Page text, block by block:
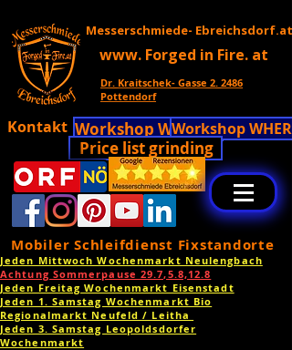
Messerschmiede- Ebreichsdorf.at
www. Forged in Fire. at
Dr. Kraitschek- Gasse 2. 2486
Pottendorf
Kontakt Workshop WHERE!!
Workshop
Price list grinding
Mobiler Schleifdienst Fixstandorte
Jeden Mittwoch Wochenmarkt Neulengbach
Achtung Sommerpause 29.7,5.8,12.8
Jeden Freitag Wochenmarkt Eisenstadt
Jeden 1. Samstag Wochenmarkt Bio
Regionalmarkt Neufeld / Leitha
Jeden 3. Samstag Leopoldsdorfer
Wochenmarkt